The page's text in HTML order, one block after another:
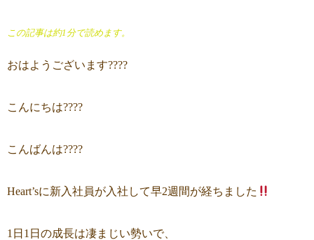
この記事は約1分で読めます。
おはようございます????
こんにちは????
こんばんは????
Heart’sに新入社員が入社して早2週間が経ちました
1日1日の成長は凄まじい勢いで、